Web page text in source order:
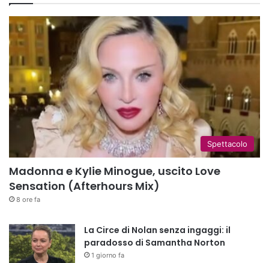
Spettacolo
Madonna e Kylie Minogue, uscito Love
Sensation (Afterhours Mix)
8 ore fa
La Circe di Nolan senza ingaggi: il
paradosso di Samantha Norton
1 giorno fa